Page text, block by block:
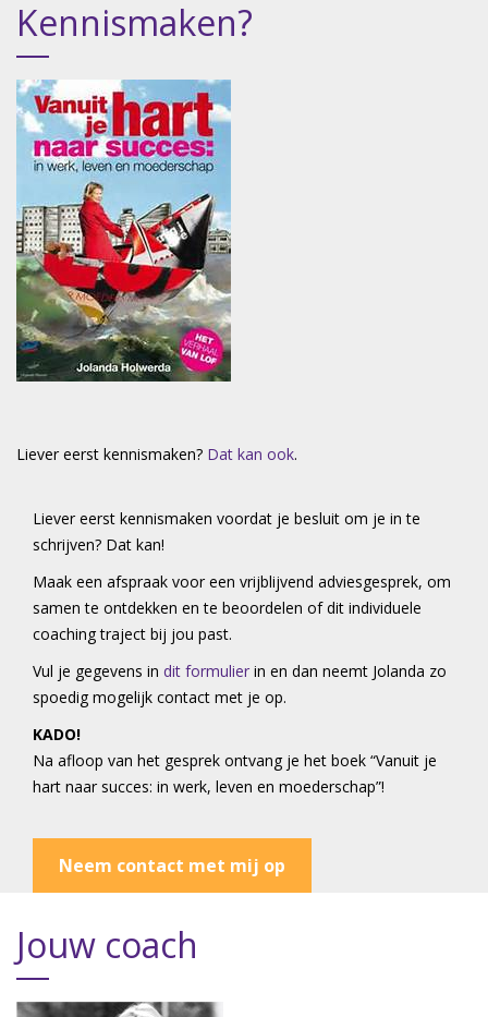
Kennismaken?
Liever eerst kennismaken? Dat kan ook.
Liever eerst kennismaken voordat je besluit om je in te
schrijven? Dat kan!
Maak een afspraak voor een vrijblijvend adviesgesprek, om
samen te ontdekken en te beoordelen of dit individuele
coaching traject bij jou past.
Vul je gegevens in dit formulier in en dan neemt Jolanda zo
spoedig mogelijk contact met je op.
KADO!
Na afloop van het gesprek ontvang je het boek “Vanuit je
hart naar succes: in werk, leven en moederschap”!
Neem contact met mij op
Jouw coach